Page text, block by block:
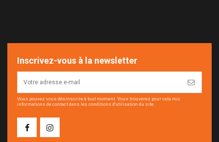
Inscrivez-vous à la newsletter
Vous pouvez vous désinscrire à tout moment. Vous trouverez pour cela nos
informations de contact dans les conditions d'utilisation du site.